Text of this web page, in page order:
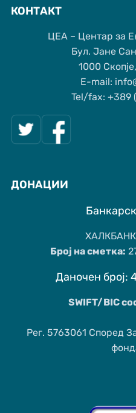
КОНТАКТ
ЦЕА – Центар за
Бул. Јане
1000
Е-mail:
Tel/fax: +389
ДОНАЦИИ
ХАЛКБАНК
Број на сметка:
Даночен број:
SWIFT/BIC
Рег. 5763061 Според